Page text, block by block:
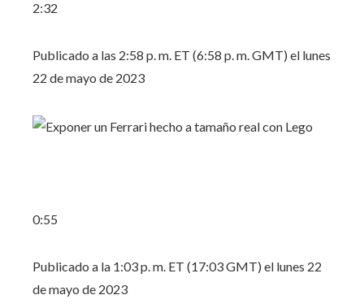
2:32
Publicado a las 2:58 p. m. ET (6:58 p. m. GMT) el lunes
22 de mayo de 2023
0:55
Publicado a la 1:03 p. m. ET (17:03 GMT) el lunes 22
de mayo de 2023